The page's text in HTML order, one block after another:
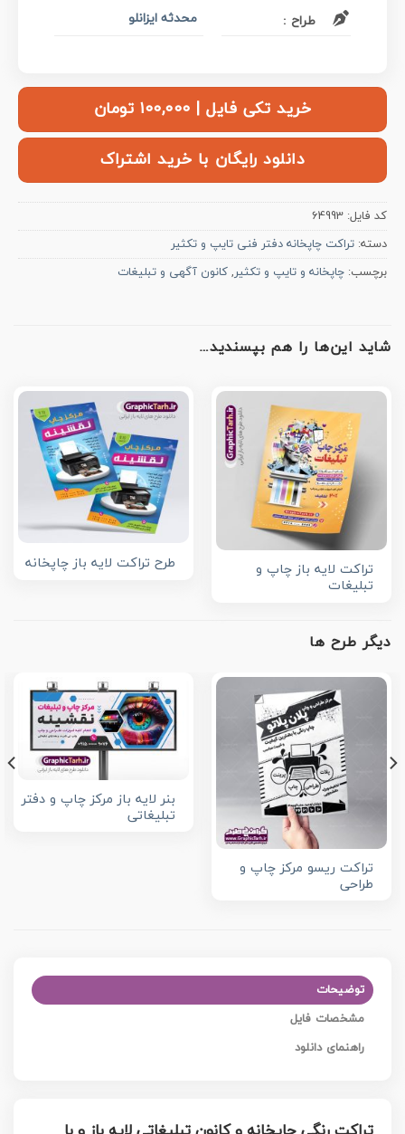
طراح : محدثه ایزانلو
خرید تکی فایل | ۱۰۰,۰۰۰ تومان
دانلود رایگان با خرید اشتراک
کد فایل: 64993
دسته: تراکت چاپخانه دفتر فنی تایپ و تکثیر
برچسب: چاپخانه و تایپ و تکثیر, کانون آگهی و تبلیغات
شاید این‌ها را هم بپسندید…
تراکت لایه باز چاپ و
تبلیغات
طرح تراکت لایه باز چاپخانه
دیگر طرح ها
تراکت ریسو مرکز چاپ و
طراحی
بنر لایه باز مرکز چاپ و دفتر
تبلیغاتی
توضیحات
مشخصات فایل
راهنمای دانلود